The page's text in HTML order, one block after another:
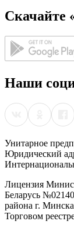
Скачайте
Наши
Унитарное
Юридический
Лицензия
Беларусь
района г.
Торговом